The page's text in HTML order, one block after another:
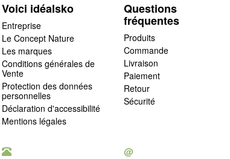
Voici idéalsko
Entreprise
Le Concept Nature
Les marques
Conditions générales de
Vente
Protection des données
personnelles
Déclaration d'accessibilité
Mentions légales
Questions
fréquentes
Produits
Commande
Livraison
Paiement
Retour
Sécurité
@